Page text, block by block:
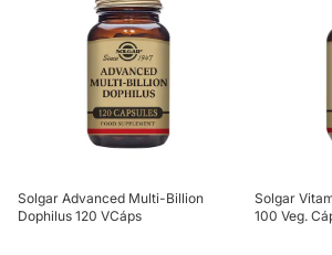
Solgar Advanced Multi-Billion
Dophilus 120 VCáps
Solgar
100 Veg.